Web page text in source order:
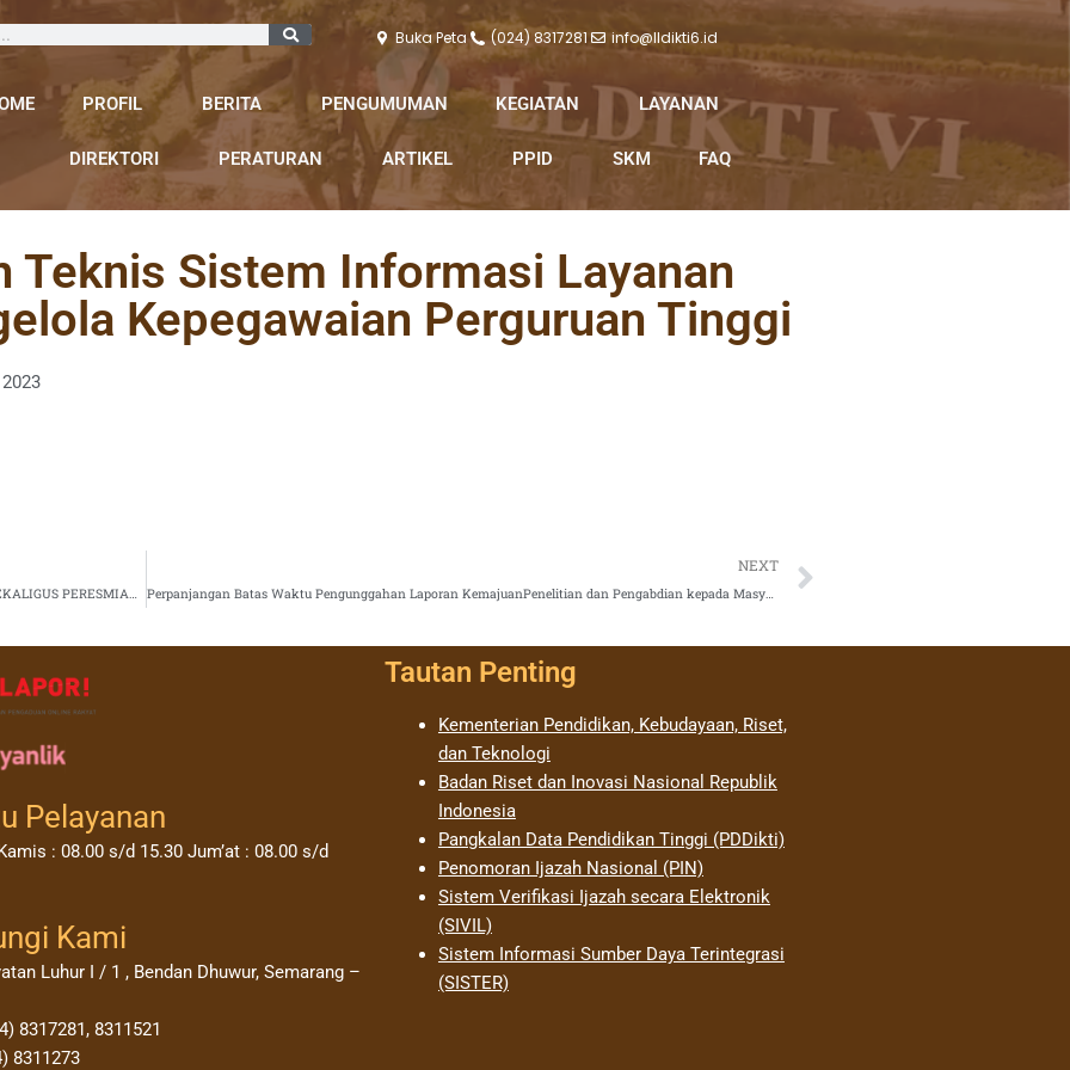
Buka Peta (024) 8317281 info@lldikti6.id
PROFIL BERITA PENGUMUMAN KEGIATAN LAYANAN
DIREKTORI PERATURAN ARTIKEL PPID SKM FAQ
Teknis Sistem Informasi Layanan
Kepegawaian Perguruan Tinggi
LLDKTI WILAYAH VI GELAR UPACARA PERINGATAN HUT-78 RI TAHUN 2023 SEKALIGUS PERESMIAN TANDA TANGAN ELEKTRONIK (TTE)
NEXT
Perpanjangan Batas Waktu Pengunggahan Laporan KemajuanPenelitian dan Pengabdian kepada MasyarakatTahun 2023 pada BIMA
Pelayanan
: 08.00 s/d 15.30 Jum’at : 08.00 s/d
Kami
Luhur I / 1 , Bendan Dhuwur, Semarang –
8317281, 8311521
8311273
Tautan Penting
Kementerian Pendidikan, Kebudayaan, Riset,
dan Teknologi
Badan Riset dan Inovasi Nasional Republik
Indonesia
Pangkalan Data Pendidikan Tinggi (PDDikti)
Penomoran Ijazah Nasional (PIN)
Sistem Verifikasi Ijazah secara Elektronik
(SIVIL)
Sistem Informasi Sumber Daya Terintegrasi
(SISTER)